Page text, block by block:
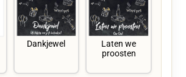
Dankjewel
Laten we
proosten